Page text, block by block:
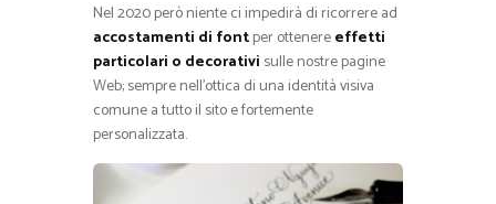
Nel 2020 però niente ci impedirà di ricorrere ad
accostamenti di fontper ottenereeffetti
particolari o decorativi sulle nostre pagine
Web; sempre nell’ottica di una identità visiva
comune a tutto il sito e fortemente
personalizzata.